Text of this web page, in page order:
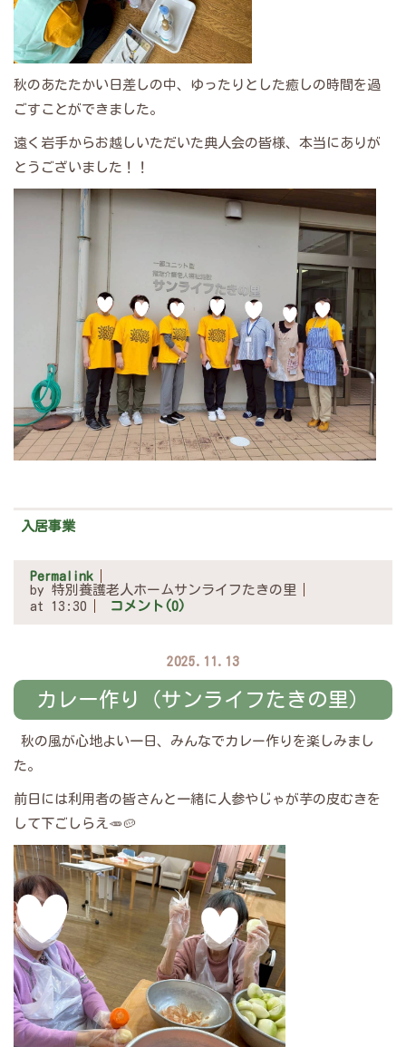
秋のあたたかい日差しの中、ゆったりとした癒しの時間を過
ごすことができました。
遠く岩手からお越しいただいた典人会の皆様、本当にありが
とうございました！！
入居事業
Permalink
by 特別養護老人ホームサンライフたきの里
at 13:30
コメント(0)
2025.11.13
カレー作り（サンライフたきの里）
秋の風が心地よい一日、みんなでカレー作りを楽しみまし
た。
前日には利用者の皆さんと一緒に人参やじゃが芋の皮むきを
して下ごしらえ🥕🥔